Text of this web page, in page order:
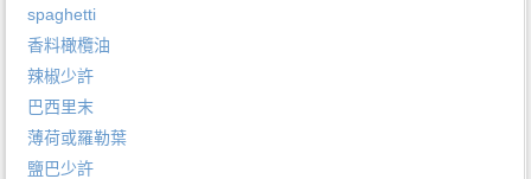
spaghetti
香料橄欖油
辣椒少許
巴西里末
薄荷或羅勒葉
鹽巴少許